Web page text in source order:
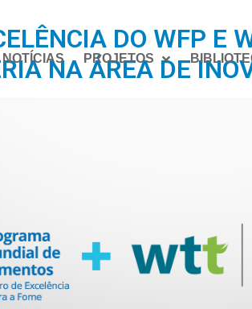
NOTÍCIAS PROJETOS
DO WFP E
NA ÁREA DE